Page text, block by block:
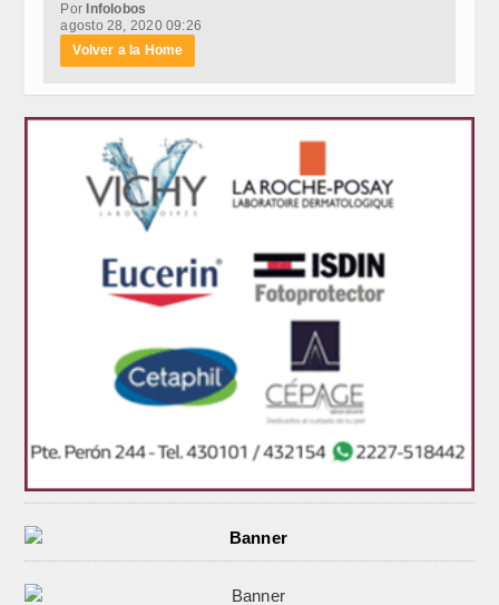
Por Infolobos
agosto 28, 2020 09:26
Volver a la Home